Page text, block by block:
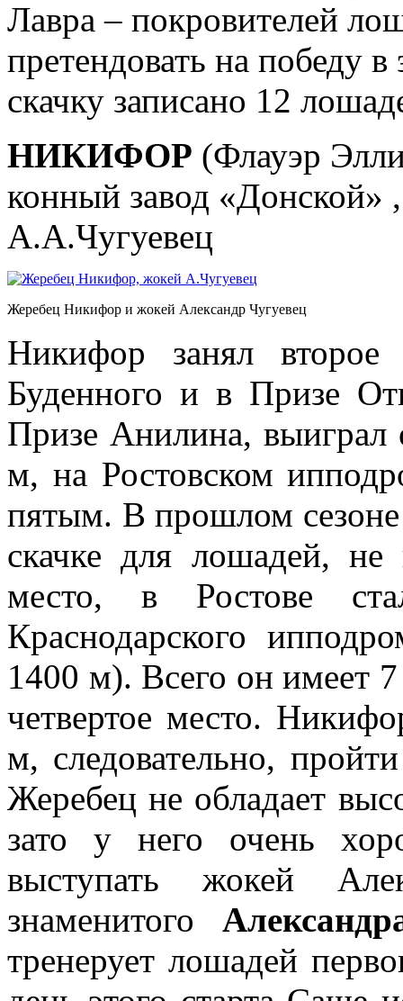
Лавра – покровителей
претендовать на победу
скачку записано 12
НИКИФОР (Флауэр
конный завод «Донской»
А.А.Чугуевец
Жеребец Никифор и жокей Александр Чугуевец
Никифор занял
Буденного и в Призе
Призе Анилина, выиграл
м, на Ростовском
пятым. В прошлом сезоне
скачке для лошадей,
место, в Ростове
Краснодарского
1400 м). Всего он имеет
четвертое место.
м, следовательно,
Жеребец не обладает
зато у него очень
выступать жокей
знаменитого
тренерует лошадей